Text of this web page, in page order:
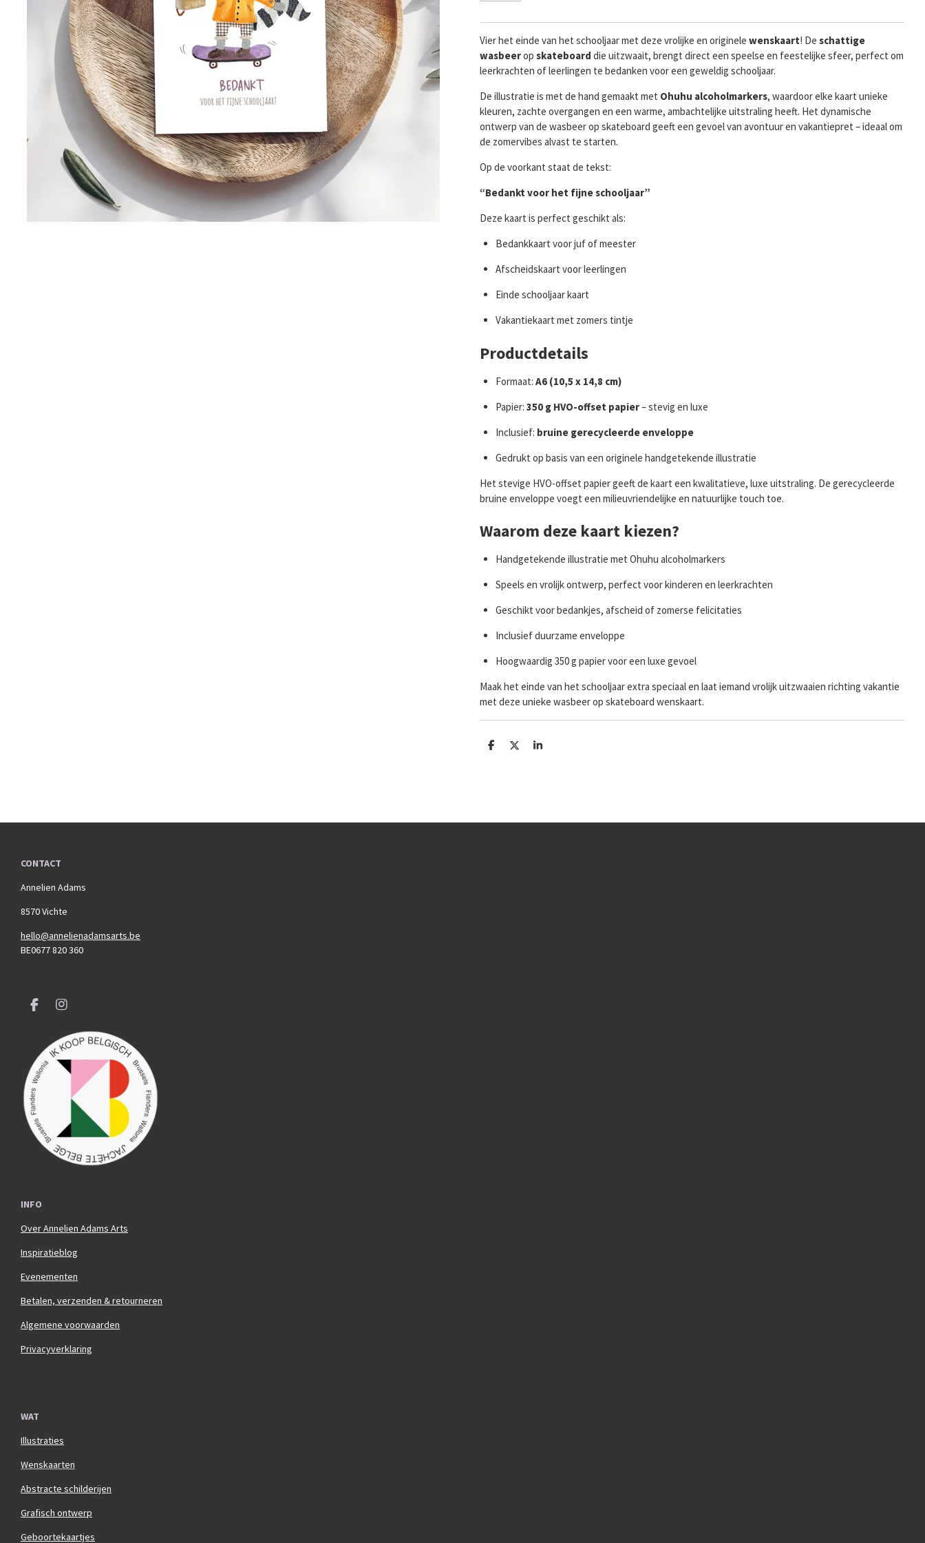
Vier het einde van het schooljaar met deze vrolijke en originele wenskaart! De schattige
wasbeerop skateboard die uitzwaait, brengt direct een speelse en feestelijke sfeer, perfect om
leerkrachten of leerlingen te bedanken voor een geweldig schooljaar.
De illustratie is met de hand gemaakt met Ohuhu alcoholmarkers, waardoor elke kaart unieke
kleuren, zachte overgangen en een warme, ambachtelijke uitstraling heeft. Het dynamische
ontwerp van de wasbeer op skateboard geeft een gevoel van avontuur en vakantiepret – ideaal om
de zomervibes alvast te starten.
Op de voorkant staat de tekst:
“Bedankt voor het fijne schooljaar”
Deze kaart is perfect geschikt als:
Bedankkaart voor juf of meester
Afscheidskaart voor leerlingen
Einde schooljaar kaart
Vakantiekaart met zomers tintje
Productdetails
Formaat: A6 (10,5 x 14,8 cm)
Papier: 350 g HVO-offset papier– stevig en luxe
Inclusief: bruine gerecycleerde enveloppe
Gedrukt op basis van een originele handgetekende illustratie
Het stevige HVO-offset papier geeft de kaart een kwalitatieve, luxe uitstraling. De gerecycleerde
bruine enveloppe voegt een milieuvriendelijke en natuurlijke touch toe.
Waarom deze kaart kiezen?
Handgetekende illustratie met Ohuhu alcoholmarkers
Speels en vrolijk ontwerp, perfect voor kinderen en leerkrachten
Geschikt voor bedankjes, afscheid of zomerse felicitaties
Inclusief duurzame enveloppe
Hoogwaardig 350 g papier voor een luxe gevoel
Maak het einde van het schooljaar extra speciaal en laat iemand vrolijk uitzwaaien richting vakantie
met deze unieke wasbeer op skateboard wenskaart.
D
D
S
CONTACT
Annelien Adams
8570 Vichte
hello@annelienadamsarts.be
BE0677 820 360
F
b
o
o
k
I
s
t
a
g
INFO
Over Annelien Adams Arts
Inspiratieblog
Evenementen
Betalen, verzenden & retourneren
Algemene voorwaarden
Privacyverklaring
WAT
Illustraties
Wenskaarten
Abstracte schilderijen
Grafisch ontwerp
Geboortekaartjes